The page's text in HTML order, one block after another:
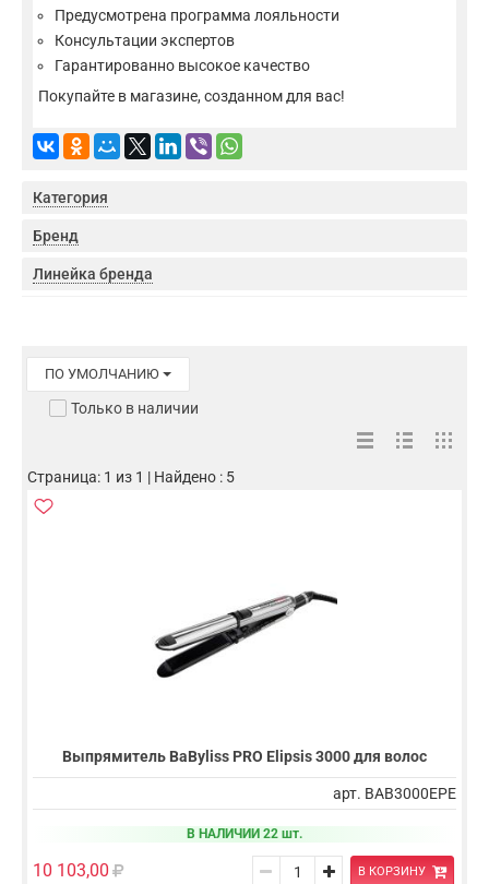
Предусмотрена программа лояльности
Консультации экспертов
Гарантированно высокое качество
Покупайте в магазине, созданном для вас!
Категория
Бренд
Линейка бренда
ПО УМОЛЧАНИЮ
Только в наличии
Страница: 1 из 1 | Найдено : 5
Выпрямитель BaByliss PRO Elipsis 3000 для волос
арт. BAB3000EPE
В НАЛИЧИИ 22 шт.
10 103,00 В КОРЗИНУ